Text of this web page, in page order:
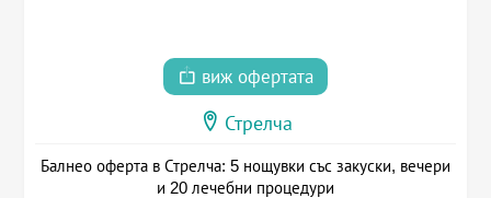
виж офертата
Стрелча
Балнео оферта в Стрелча: 5 нощувки със закуски, вечери
и 20 лечебни процедури